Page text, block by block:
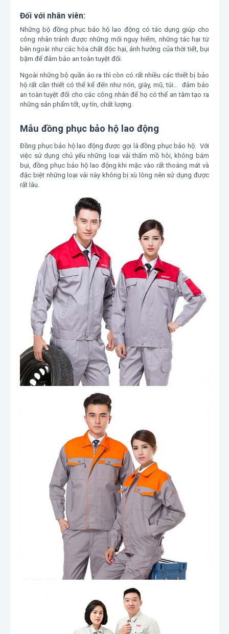
Đối với nhân viên:
Những bộ đồng phục bảo hộ lao động có tác dụng giúp cho
công nhân tránh được những mối nguy hiểm, những tác hại từ
bên ngoài như các hóa chất độc hại, ảnh hưởng của thời tiết, bụi
bặm để đảm bảo an toàn tuyệt đối.
Ngoài những bộ quần áo ra thì còn có rất nhiều các thiết bị bảo
hộ rất cần thiết có thể kể đến như nón, giày, mũ, túi… đảm bảo
an toàn tuyệt đối cho các công nhân để họ có thể an tâm tạo ra
những sản phẩm tốt, uy tín, chất lượng.
Mẫu đồng phục bảo hộ lao động
Đồng phục bảo hộ lao động được gọi là đồng phục bảo hộ. Với
việc sử dụng chủ yếu những loại vải thấm mồ hôi, không bám
bụi, đồng phục bảo hộ lao động khi mặc vào rất thoáng mát và
đặc biệt những loại vải này không bị xù lông nên sử dụng được
rất lâu.